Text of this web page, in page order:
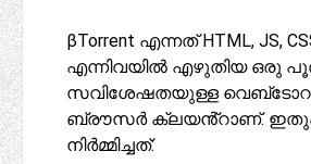
βTorrent എന്നത് HTML, JS,
എന്നിവയിൽ എഴുതിയ ഒരു
സവിശേഷതയുള്ള
ബ്രൗസർ ക്ലയൻ്റാണ്.
നിർമ്മിച്ചത്: